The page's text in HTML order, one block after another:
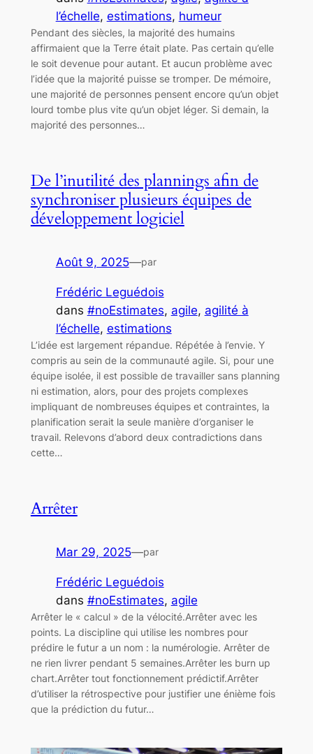
l’échelle, estimations, humeur
Pendant des siècles, la majorité des humains
affirmaient que la Terre était plate. Pas certain qu’elle
le soit devenue pour autant. Et aucun problème avec
l’idée que la majorité puisse se tromper. De mémoire,
une majorité de personnes pensent encore qu’un objet
lourd tombe plus vite qu’un objet léger. Si demain, la
majorité des personnes…
De l’inutilité des plannings afin de
synchroniser plusieurs équipes de
développement logiciel
Août 9, 2025—par
Frédéric Leguédois
dans #noEstimates, agile, agilité à
l’échelle, estimations
L’idée est largement répandue. Répétée à l’envie. Y
compris au sein de la communauté agile. Si, pour une
équipe isolée, il est possible de travailler sans planning
ni estimation, alors, pour des projets complexes
impliquant de nombreuses équipes et contraintes, la
planification serait la seule manière d’organiser le
travail. Relevons d’abord deux contradictions dans
cette…
Arrêter
Mar 29, 2025—par
Frédéric Leguédois
dans #noEstimates, agile
Arrêter le « calcul » de la vélocité.Arrêter avec les
points. La discipline qui utilise les nombres pour
prédire le futur a un nom : la numérologie. Arrêter de
ne rien livrer pendant 5 semaines.Arrêter les burn up
chart.Arrêter tout fonctionnement prédictif.Arrêter
d’utiliser la rétrospective pour justifier une énième fois
que la prédiction du futur…